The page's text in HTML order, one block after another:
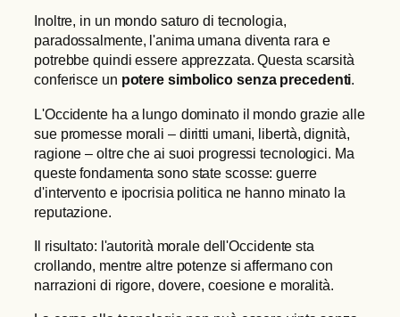
Inoltre, in un mondo saturo di tecnologia,
paradossalmente, l'anima umana diventa rara e
potrebbe quindi essere apprezzata. Questa scarsità
conferisce un potere simbolico senza precedenti.
L'Occidente ha a lungo dominato il mondo grazie alle
sue promesse morali – diritti umani, libertà, dignità,
ragione – oltre che ai suoi progressi tecnologici. Ma
queste fondamenta sono state scosse: guerre
d'intervento e ipocrisia politica ne hanno minato la
reputazione.
Il risultato: l'autorità morale dell'Occidente sta
crollando, mentre altre potenze si affermano con
narrazioni di rigore, dovere, coesione e moralità.